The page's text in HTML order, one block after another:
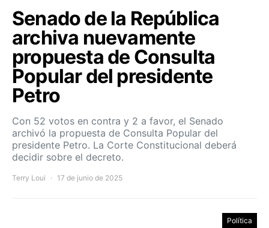
Senado de la República
archiva nuevamente
propuesta de Consulta
Popular del presidente
Petro
Con 52 votos en contra y 2 a favor, el Senado
archivó la propuesta de Consulta Popular del
presidente Petro. La Corte Constitucional deberá
decidir sobre el decreto.
Terry Loui 17 de junio de 2025
Política